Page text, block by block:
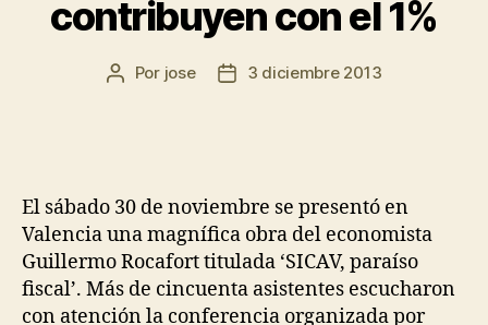
contribuyen con el 1%
Por jose 3 diciembre 2013
El sábado 30 de noviembre se presentó en
Valencia una magnífica obra del economista
Guillermo Rocafort titulada ‘SICAV, paraíso
fiscal’. Más de cincuenta asistentes escucharon
con atención la conferencia organizada por